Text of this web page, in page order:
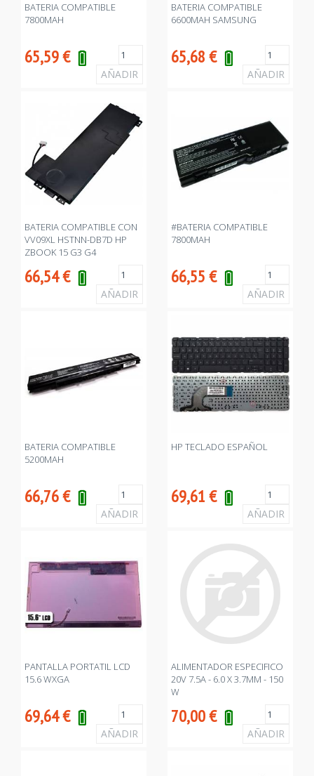
BATERIA COMPATIBLE
7800MAH
65,59€
BATERIA COMPATIBLE
6600MAH SAMSUNG
65,68€
BATERIA COMPATIBLE CON
VV09XL HSTNN-DB7D HP
ZBOOK 15 G3 G4
66,54€
#BATERIA COMPATIBLE
7800MAH
66,55€
BATERIA COMPATIBLE
5200MAH
66,76€
HP TECLADO ESPAÑOL
69,61€
PANTALLA PORTATIL LCD
15.6 WXGA
69,64€
ALIMENTADOR ESPECIFICO
20V 7.5A - 6.0 X 3.7MM - 150
W
70,00€